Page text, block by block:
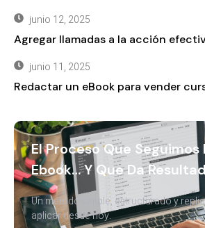
junio 12, 2025
Agregar llamadas a la acción
junio 11, 2025
Redactar un eBook para vender
El Proceso Que Seguimos
Ebook… Y Que Da
Un método simple, estructurado y
aplicar desde hoy.